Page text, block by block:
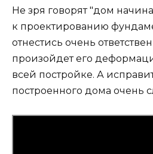
Не зря говорят "дом
к проектированию
отнестись очень
произойдет его
всей постройке. А
построенного дома очень